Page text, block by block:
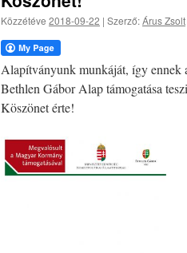
Közzétéve 2018-09-22 | Szerző:Árus Zsolt
Alapítványunk munkáját, így ennek
Bethlen Gábor Alap támogatása
Köszönet érte!